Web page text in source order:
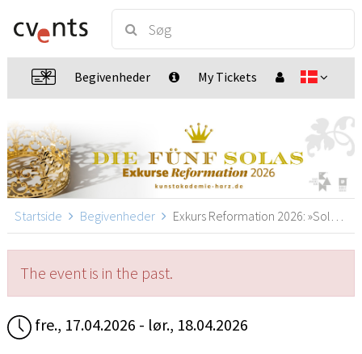
Begivenheder My Tickets
Startside Begivenheder Exkurs Reformation 2026: »Sola Scriptura!« nach der Vision von Mike & Kay Chance, Wernigerode
The event is in the past.
fre., 17.04.2026 - lør., 18.04.2026